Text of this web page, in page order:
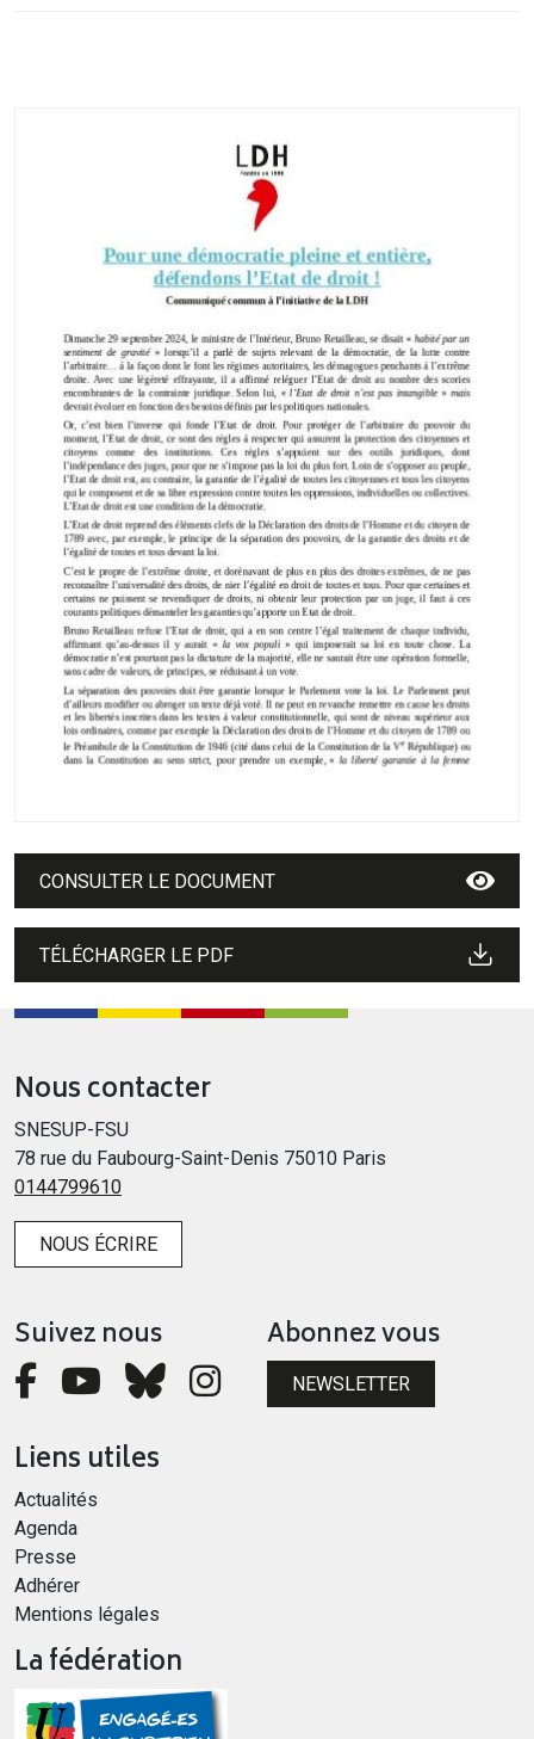
CONSULTER LE DOCUMENT
TÉLÉCHARGER LE PDF
Nous contacter
SNESUP-FSU
78 rue du Faubourg-Saint-Denis 75010 Paris
0144799610
NOUS ÉCRIRE
Suivez nous Abonnez vous
NEWSLETTER
Liens utiles
Actualités
Agenda
Presse
Adhérer
Mentions légales
La fédération